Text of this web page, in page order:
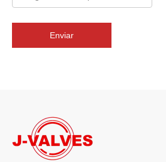
J-VALVES Válvula borboleta com flange tripla excêntrica DN2800 PN10 WCB: vantagens, guia de seleção e casos de projetos de sucesso
J-VALVES fornece válvulas borboleta
Enviar